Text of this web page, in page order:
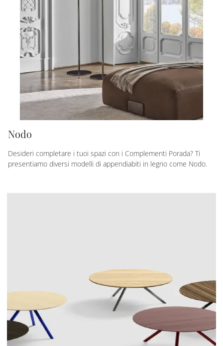
Nodo
Desideri completare i tuoi spazi con i Complementi Porada? Ti
presentiamo diversi modelli di appendiabiti in legno come Nodo.